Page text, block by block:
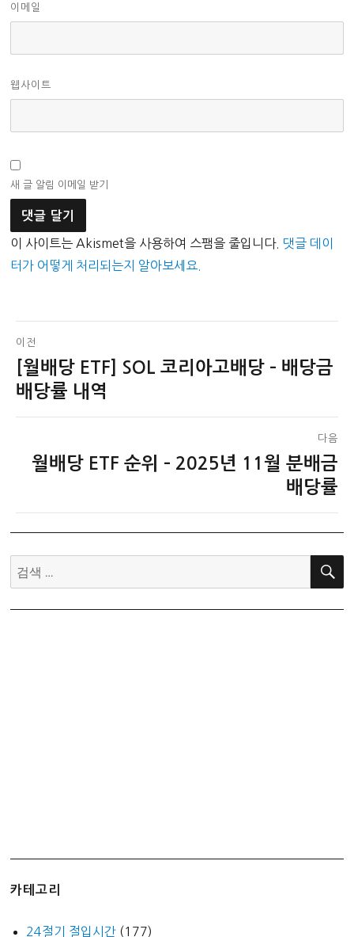
이메일
웹사이트
새 글 알림 이메일 받기
이 사이트는 Akismet을 사용하여 스팸을 줄입니다. 댓글 데이
터가 어떻게 처리되는지 알아보세요.
글
탐
색
이전
이
전
[월배당 ETF] SOL 코리아고배당 – 배당금
배당률 내역
다음
월배당 ETF 순위 – 2025년 11월 분배금
배당률
검
색:
검
카테고리
24절기 절입시간 (177)